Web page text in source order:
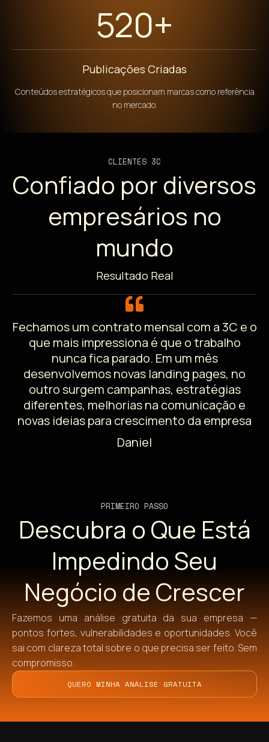
520+
Publicações Criadas
Conteúdos estratégicos que posicionam marcas como referência
no mercado.
CLIENTES 3C
Confiado por diversos
empresários no
mundo
Resultado Real
Fechamos um contrato mensal com a 3C e o
que mais impressiona é que o trabalho
nunca fica parado. Em um mês
desenvolvemos novas landing pages, no
outro surgem campanhas, estratégias
diferentes, melhorias na comunicação e
novas ideias para crescimento da empresa
Daniel
PRIMEIRO PASSO
Descubra o Que Está
Impedindo Seu
Negócio de Crescer
Fazemos uma análise gratuita da sua empresa —
pontos fortes, vulnerabilidades e oportunidades. Você
sai com clareza total sobre o que precisa ser feito. Sem
compromisso.
QUERO MINHA ANÁLISE GRATUITA